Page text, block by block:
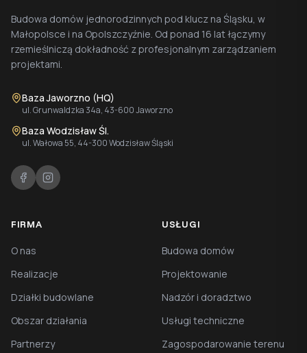
Budowa domów jednorodzinnych pod klucz na Śląsku, w
Małopolsce i na Opolszczyźnie. Od ponad 16 lat łączymy
rzemieślniczą dokładność z profesjonalnym zarządzaniem
projektami.
Baza Jaworzno (HQ)
ul. Grunwaldzka 34a, 43-600 Jaworzno
Baza Wodzisław Śl.
ul. Wałowa 55, 44-300 Wodzisław Śląski
FIRMA
O nas
Realizacje
Działki budowlane
Obszar działania
Partnerzy
USŁUGI
Budowa domów
Projektowanie
Nadzór i doradztwo
Usługi techniczne
Zagospodarowanie terenu